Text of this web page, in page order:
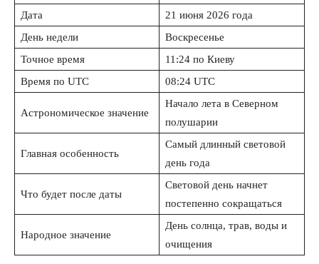
Дата
21 июня 2026 года
День недели
Воскресенье
Точное время
11:24 по Киеву
Время по UTC
08:24 UTC
Астрономическое значение
Начало лета в Северном
полушарии
Главная особенность
Самый длинный световой
день года
Что будет после даты
Световой день начнет
постепенно сокращаться
Народное значение
День солнца, трав, воды и
очищения